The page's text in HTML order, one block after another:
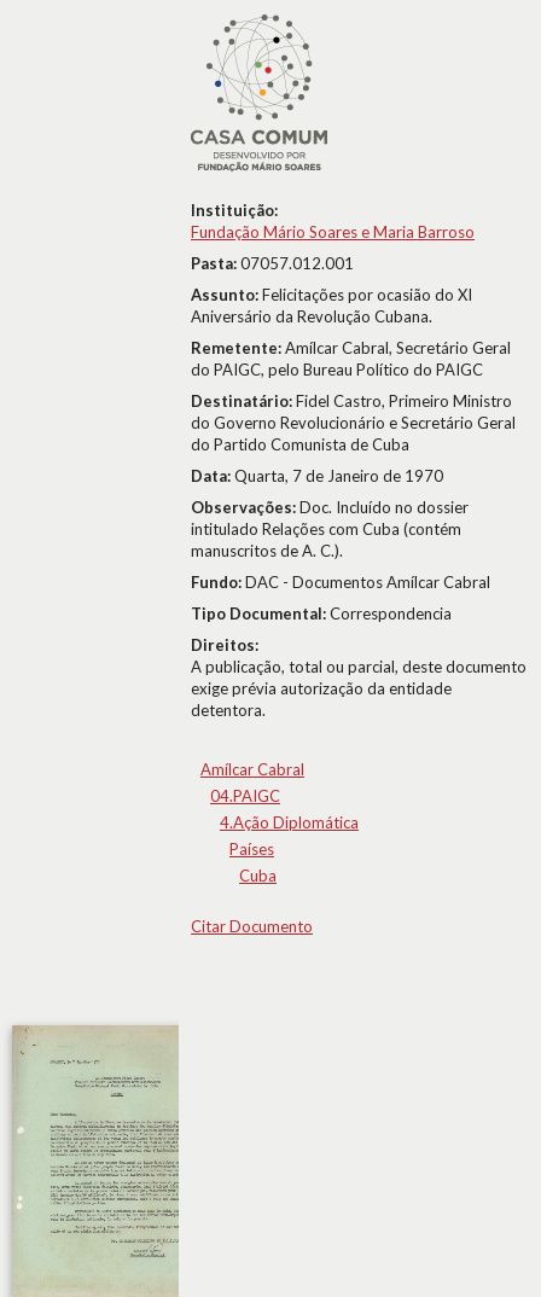
Instituição:
Fundação Mário Soares e Maria Barroso
Pasta:07057.012.001
Assunto:Felicitações por ocasião do XI
Aniversário da Revolução Cubana.
Remetente:Amílcar Cabral, Secretário Geral
do PAIGC, pelo Bureau Político do PAIGC
Destinatário:Fidel Castro, Primeiro Ministro
do Governo Revolucionário e Secretário Geral
do Partido Comunista de Cuba
Data:Quarta, 7 de Janeiro de 1970
Observações:Doc. Incluído no dossier
intitulado Relações com Cuba (contém
manuscritos de A. C.).
Fundo:DAC - Documentos Amílcar Cabral
Tipo Documental:Correspondencia
Direitos:
A publicação, total ou parcial, deste documento
exige prévia autorização da entidade
detentora.
Amílcar Cabral
04.PAIGC
4.Ação Diplomática
Países
Cuba
Citar Documento